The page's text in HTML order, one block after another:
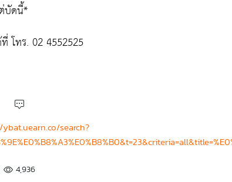
บัดนี้*
โทร. 02 4552525
search?
4,936